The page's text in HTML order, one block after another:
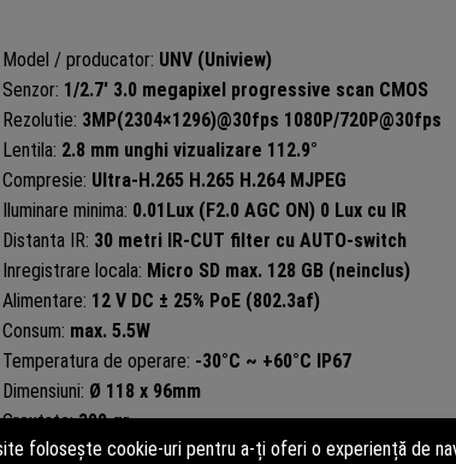
Model / producator: UNV (Uniview)
Senzor: 1/2.7′ 3.0 megapixel progressive scan CMOS
Rezolutie: 3MP(2304×1296)@30fps 1080P/720P@30fps
Lentila: 2.8 mm unghi vizualizare 112.9°
Compresie: Ultra-H.265 H.265 H.264 MJPEG
Iluminare minima: 0.01Lux (F2.0 AGC ON) 0 Lux cu IR
Distanta IR: 30 metri IR-CUT filter cu AUTO-switch
Inregistrare locala: Micro SD max. 128 GB (neinclus)
Alimentare: 12 V DC ± 25% PoE (802.3af)
Consum: max. 5.5W
Temperatura de operare: -30°C ~ +60°C IP67
Dimensiuni: Ø 118 x 96mm
Greutate:300 gr.
Interfata retea:RJ45 10/100Mbps